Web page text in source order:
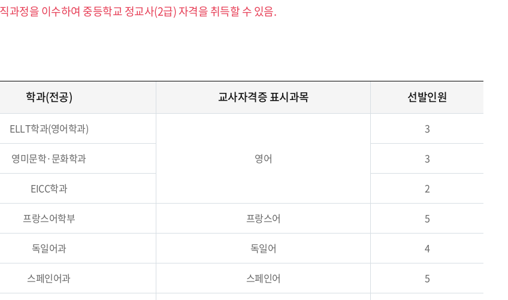
과정을 이수하여 중등학교 정교사(2급) 자격을 취득할 수 있음.
학과(전공) 교사자격증 표시과목 선발인원
ELLT학과(영어학과)
영어
3
영미문학·문화학과 3
EICC학과 2
프랑스어학부 프랑스어 5
독일어과 독일어 4
스페인어과 스페인어 5